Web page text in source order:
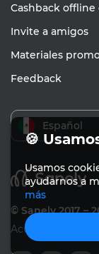
Cashback
Invite a amigos
Materiales
Feedback
Español
© Sanely 2017 –
Acuerdo de
🍪
Usamos
ayudarnos a
más